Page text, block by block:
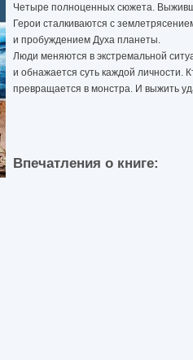
Четыре полноценных сюжета.
Герои сталкиваются с
и пробуждением Духа планеты.
Люди меняются в экстремальной
и обнажается суть каждой личности.
превращается в монстра. И выжить
Впечатления о книге: